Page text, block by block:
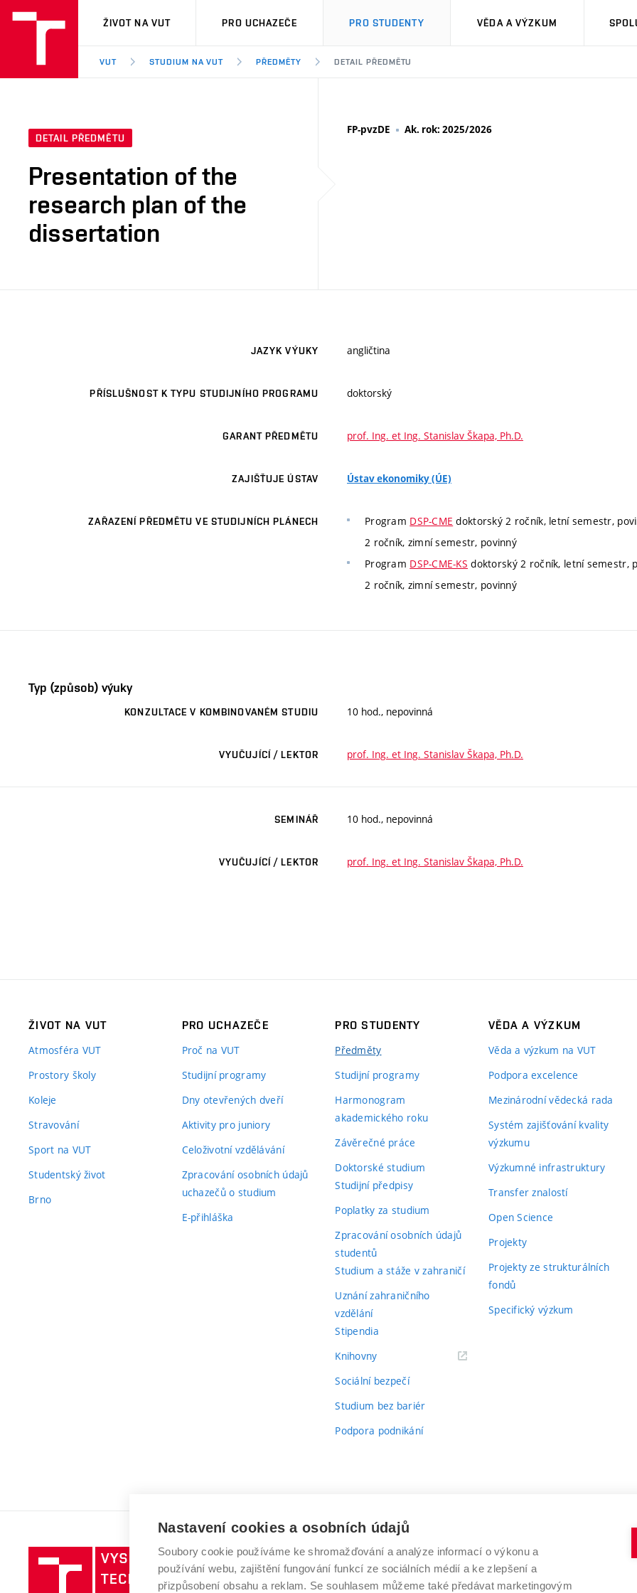
VUT
ŽIVOT NA VUT PRO UCHAZEČE PRO STUDENTY VĚDA A VÝZKUM
VUT STUDIUM NA VUT PŘEDMĚTY DETAIL PŘEDMĚTU
DETAIL PŘEDMĚTU
Presentation of the
research plan of the
dissertation
FP-pvzDE Ak. rok: 2025/2026
JAZYK VÝUKY angličtina
PŘÍSLUŠNOST K TYPU STUDIJNÍHO PROGRAMU doktorský
GARANT PŘEDMĚTU prof. Ing. et Ing. Stanislav Škapa, Ph.D.
ZAJIŠŤUJE ÚSTAV Ústav ekonomiky (ÚE)
ZAŘAZENÍ PŘEDMĚTU VE STUDIJNÍCH PLÁNECH Program DSP-CME doktorský 2 ročník, letní semestr,
2 ročník, zimní semestr, povinný
Program DSP-CME-KS doktorský 2 ročník, letní semestr,
2 ročník, zimní semestr, povinný
Typ (způsob) výuky
KONZULTACE V KOMBINOVANÉM STUDIU 10 hod., nepovinná
VYUČUJÍCÍ / LEKTOR prof. Ing. et Ing. Stanislav Škapa, Ph.D.
SEMINÁŘ 10 hod., nepovinná
VYUČUJÍCÍ / LEKTOR prof. Ing. et Ing. Stanislav Škapa, Ph.D.
ŽIVOT NA VUT
Atmosféra VUT
Prostory školy
Koleje
Stravování
Sport na VUT
Studentský život
Brno
PRO UCHAZEČE
Proč na VUT
Studijní programy
Dny otevřených dveří
Aktivity pro juniory
Celoživotní vzdělávání
Zpracování osobních údajů
uchazečů o studium
E-přihláška
PRO STUDENTY
Předměty
Studijní programy
Harmonogram
akademického roku
Závěrečné práce
Doktorské studium
Studijní předpisy
Poplatky za studium
Zpracování osobních údajů
studentů
Studium a stáže v zahraničí
Uznání zahraničního
vzdělání
Stipendia
Knihovny(externí
Sociální bezpečí
Studium bez bariér
Podpora podnikání
VĚDA A VÝZKUM
Věda a výzkum na VUT
Podpora excelence
Mezinárodní vědecká rada
Systém zajišťování kvality
výzkumu
Výzkumné infrastruktury
Transfer znalostí
Open Science
Projekty
Projekty ze strukturálních
fondů
Specifický výzkum
Vysoké
učení
VYSOKÉ UČENÍ TECHNICKÉ V BRNĚ
Antonínská 548/1
www.vut.cz
Nastavení cookies a osobních údajů
Soubory cookie používáme ke shromažďování a analýze informací o výkonu a
používání webu, zajištění fungování funkcí ze sociálních médií a ke zlepšení a
přizpůsobení obsahu a reklam. Se souhlasem můžeme také předávat marketingovým